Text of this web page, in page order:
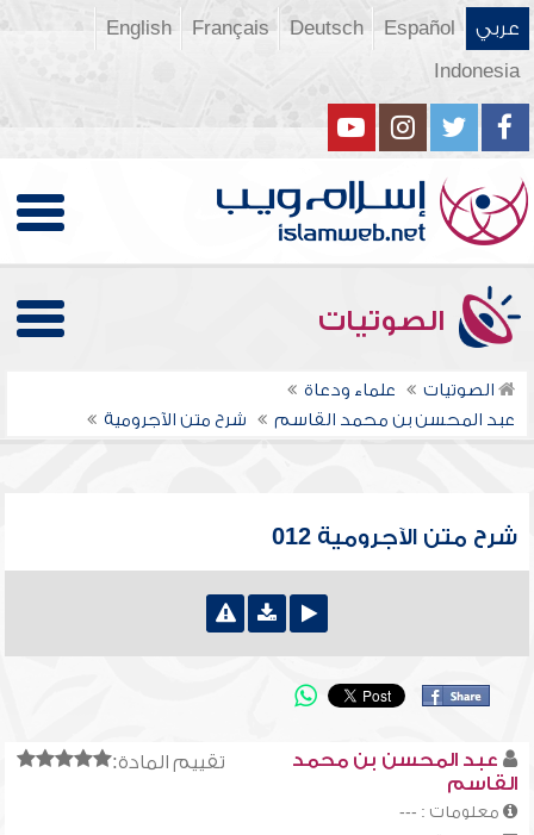
عربي Español
Deutsch
Français
English
Indonesia
الصوتيات
الصوتيات
علماء ودعاة
عبد المحسن بن محمد القاسم
شرح متن الآجرومية
شرح متن الآجرومية 012
تقييم المادة:
عبد المحسن بن محمد
القاسم
معلومات : ---